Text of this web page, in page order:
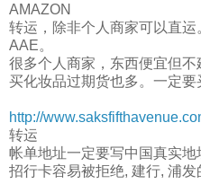
AMAZON
转运，除非个人商家可以直
AAE。
很多个人商家，东西便宜但
买化妆品过期货也多。一定要
http://
转运
帐单地址一定要写中国真实地
招行卡容易被拒绝, 建行, 浦发